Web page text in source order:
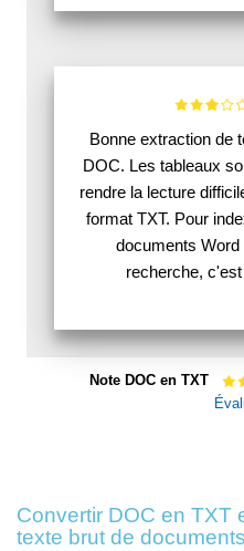
Bonne extraction de
DOC. Les tableaux
rendre la lecture
format TXT. Pour
documents
recherche,
Note DOC en TXT
Convertir DOC en
texte brut de